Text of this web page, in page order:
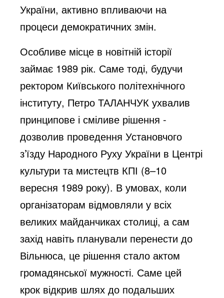
України, активно впливаючи на
процеси демократичних змін.
Особливе місце в новітній історії
займає 1989 рік. Саме тоді, будучи
ректором Київського політехнічного
інституту, Петро ТАЛАНЧУК ухвалив
принципове і сміливе рішення -
дозволив проведення Установчого
з’їзду Народного Руху України в Центрі
культури та мистецтв КПІ (8–10
вересня 1989 року). В умовах, коли
організаторам відмовляли у всіх
великих майданчиках столиці, а сам
захід навіть планували перенести до
Вільнюса, це рішення стало актом
громадянської мужності. Саме цей
крок відкрив шлях до подальших